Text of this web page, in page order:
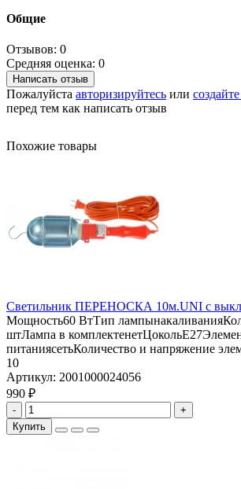
Общие
Отзывов: 0
Средняя оценка: 0
Написать отзыв
Пожалуйста авторизируйтесь или
перед тем как написать отзыв
Похожие товары
Светильник ПЕРЕНОСКА 10м.UNI с
Мощность60 ВтТип
штЛампа в
питаниясетьКоличество и напряжение
10
Артикул: 2001000024056
990 ₽
-
+
Купить